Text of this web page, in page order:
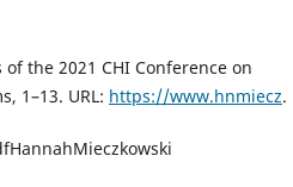
the 2021 CHI Conference on
1–13. URL: https://www.hnmiecz.